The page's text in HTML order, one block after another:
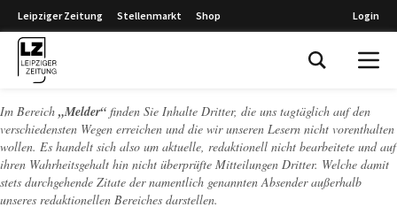
Leipziger Zeitung Stellenmarkt Shop Login
Im Bereich „Melder“ finden Sie Inhalte Dritter, die uns tagtäglich auf den
verschiedensten Wegen erreichen und die wir unseren Lesern nicht vorenthalten
wollen. Es handelt sich also um aktuelle, redaktionell nicht bearbeitete und auf
ihren Wahrheitsgehalt hin nicht überprüfte Mitteilungen Dritter. Welche damit
stets durchgehende Zitate der namentlich genannten Absender außerhalb
unseres redaktionellen Bereiches darstellen.